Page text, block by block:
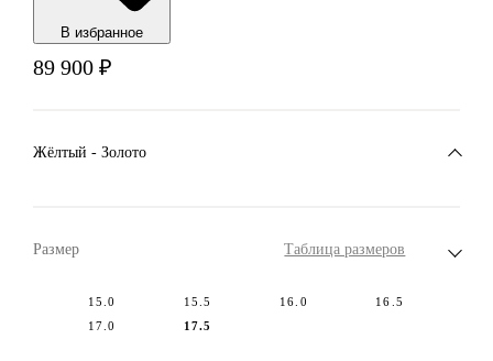
В избранноe
89 900 ₽
Жёлтый - Золото
Размер Таблица размеров
15.0 15.5 16.0
16.5
17.0
17.5